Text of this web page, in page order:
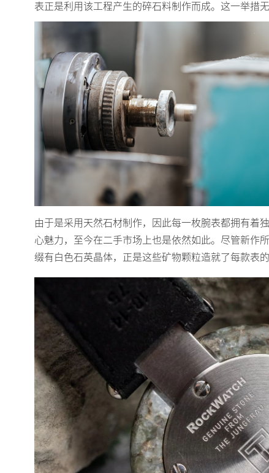
表正是利用该工程产生的碎石料制作而成。这一举措
由于是采用天然石材制作，因此每一枚腕表都拥有着
心魅力，至今在二手市场上也是依然如此。尽管新作
缀有白色石英晶体，正是这些矿物颗粒造就了每款表的